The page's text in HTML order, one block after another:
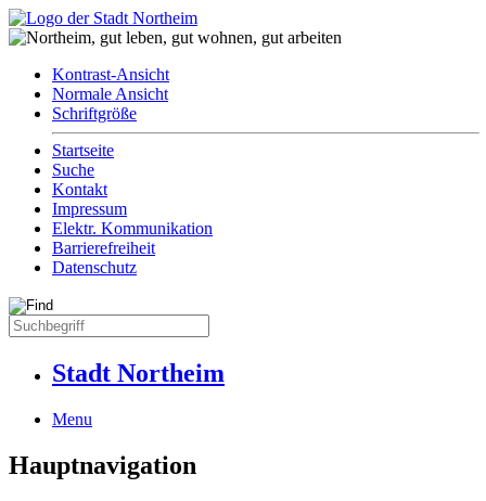
Kontrast-Ansicht
Normale Ansicht
Schriftgröße
Startseite
Suche
Kontakt
Impressum
Elektr. Kommunikation
Barrierefreiheit
Datenschutz
Stadt Northeim
Menu
Hauptnavigation